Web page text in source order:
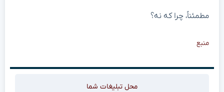
مطمئناً، چرا که نه؟
منبع
محل تبلیغات شما